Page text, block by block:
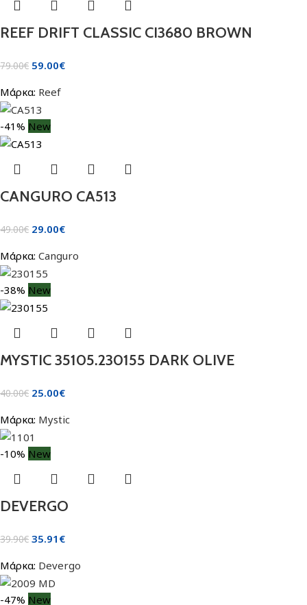
REEF DRIFT CLASSIC CI3680 BROWN
79.00€ 59.00€
Μάρκα: Reef
-41% New
CANGURO CA513
49.00€ 29.00€
Μάρκα: Canguro
-38% New
MYSTIC 35105.230155 DARK OLIVE
40.00€ 25.00€
Μάρκα: Mystic
-10% New
DEVERGO
39.90€ 35.91 €
Μάρκα: Devergo
-47% New